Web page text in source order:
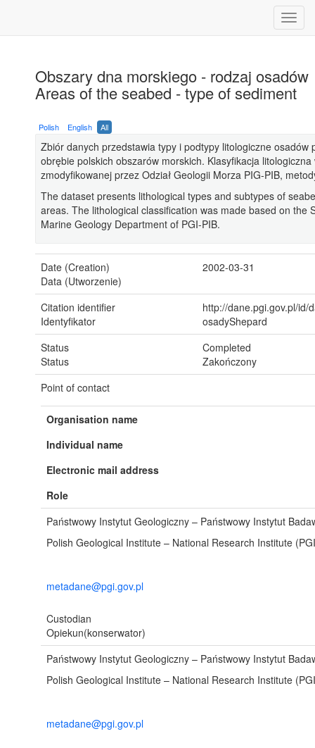
Obszary dna morskiego - rodzaj osadów
Areas of the seabed - type of sediment
Polish English All
Zbiór danych przedstawia typy i podtypy litologiczne osadów
obrębie polskich obszarów morskich. Klasyfikacja
zmodyfikowanej przez Odział Geologii Morza PIG-PIB,
The dataset presents lithological types and subtypes of
areas. The lithological classification was made based on the
Marine Geology Department of PGI-PIB.
Date (Creation)
Data (Utworzenie)
2002-03-31
Citation identifier
Identyfikator
http://dane.pgi.gov.pl/id/
osadyShepard
Status
Status
Completed
Zakończony
Point of contact
Organisation name
Individual name
Electronic mail address
Role
Państwowy Instytut Geologiczny – Państwowy Instytut
Polish Geological Institute – National Research Institute
metadane@pgi.gov.pl
Custodian
Opiekun(konserwator)
Państwowy Instytut Geologiczny – Państwowy Instytut
Polish Geological Institute – National Research Institute
metadane@pgi.gov.pl